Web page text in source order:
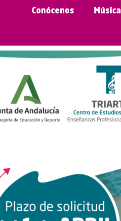
Conócenos Música